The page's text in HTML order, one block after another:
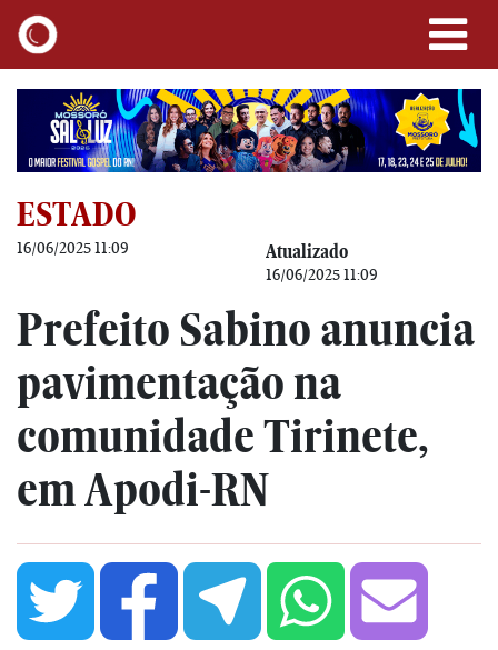
ESTADO
16/06/2025 11:09 Atualizado
16/06/2025 11:09
Prefeito Sabino anuncia
pavimentação na
comunidade Tirinete,
em Apodi-RN